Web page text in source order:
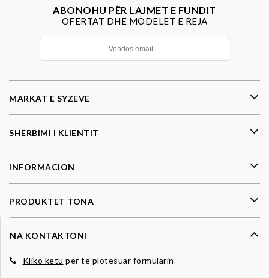
ABONOHU PËR LAJMET E FUNDIT
OFERTAT DHE MODELET E REJA
MARKAT E SYZEVE
SHËRBIMI I KLIENTIT
INFORMACION
PRODUKTET TONA
NA KONTAKTONI
Kliko këtu për të plotësuar formularin